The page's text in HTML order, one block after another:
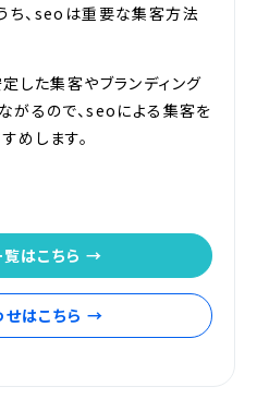
ち、seoは重要な集客方法
した集客やブランディング
がるので、seoによる集客を
めします。
覧はこちら →
せはこちら →